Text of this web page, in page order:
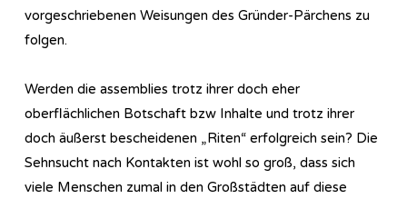
vorgeschriebenen Weisungen des Gründer-Pärchens zu
folgen.
Werden die assemblies trotz ihrer doch eher
oberflächlichen Botschaft bzw Inhalte und trotz ihrer
doch äußerst bescheidenen „Riten“ erfolgreich sein? Die
Sehnsucht nach Kontakten ist wohl so groß, dass sich
viele Menschen zumal in den Großstädten auf diese